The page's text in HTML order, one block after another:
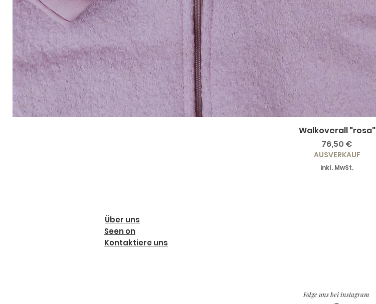
Walkoverall "rosa"
Preis
76,50 €
AUSVERKAUF
inkl. MwSt.
Über uns
Seen on
Kontaktiere uns
Folge uns bei instagram